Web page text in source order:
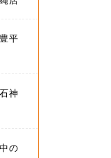
平
神
の